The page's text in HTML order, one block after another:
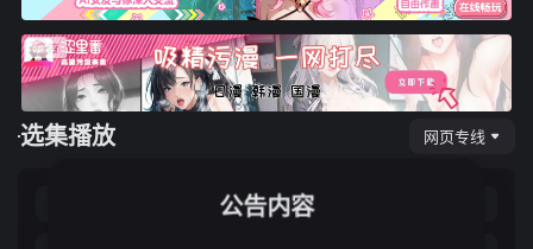
选集播放 网页专线
第02集 第03集
公告内容